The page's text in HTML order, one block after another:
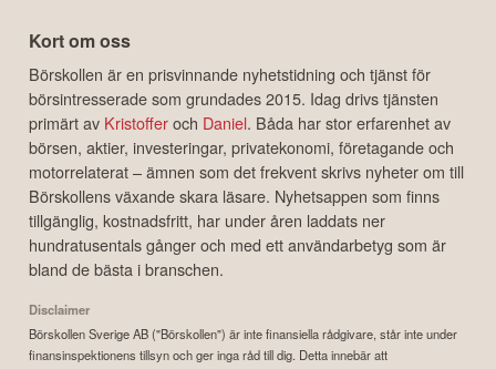
Kort om oss
Börskollen är en prisvinnande nyhetstidning och tjänst för
börsintresserade som grundades 2015. Idag drivs tjänsten
primärt av Kristofferoch Daniel. Båda har stor erfarenhet av
börsen, aktier, investeringar, privatekonomi, företagande och
motorrelaterat – ämnen som det frekvent skrivs nyheter om till
Börskollens växande skara läsare. Nyhetsappen som finns
tillgänglig, kostnadsfritt, har under åren laddats ner
hundratusentals gånger och med ett användarbetyg som är
bland de bästa i branschen.
Disclaimer
Börskollen Sverige AB ("Börskollen") är inte finansiella rådgivare, står inte under
finansinspektionens tillsyn och ger inga råd till dig. Detta innebär att